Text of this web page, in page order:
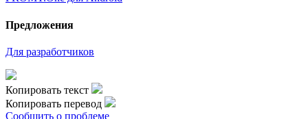
Предложения
Для разработчиков
Копировать текст
Копировать перевод
Сообщить о проблеме